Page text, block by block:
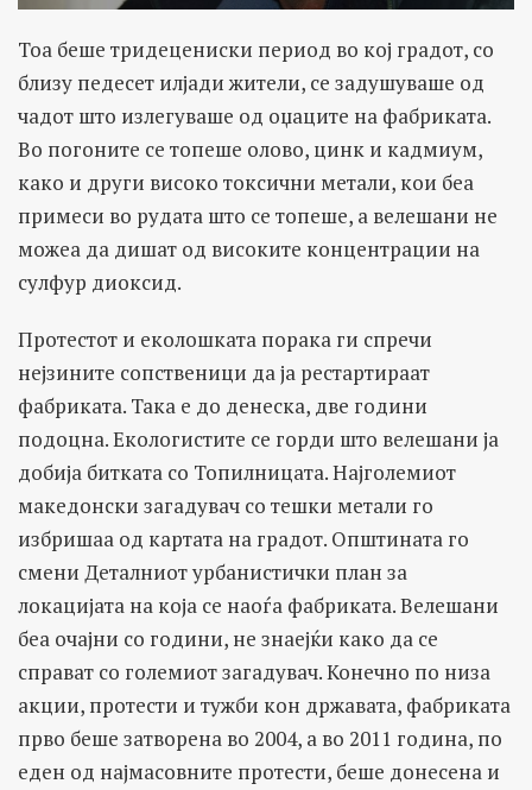
Тоа беше тридецениски период во кој градот, со
близу педесет илјади жители, се задушуваше од
чадот што излегуваше од оџаците на фабриката.
Во погоните се топеше олово, цинк и кадмиум,
како и други високо токсични метали, кои беа
примеси во рудата што се топеше, а велешани не
можеа да дишат од високите концентрации на
сулфур диоксид.
Протестот и еколошката порака ги спречи
нејзините сопственици да ја рестартираат
фабриката. Така е до денеска, две години
подоцна. Екологистите се горди што велешани ја
добија битката со Топилницата. Најголемиот
македонски загадувач со тешки метали го
избришаа од картата на градот. Општината го
смени Деталниот урбанистички план за
локацијата на која се наоѓа фабриката. Велешани
беа очајни со години, не знаејќи како да се
справат со големиот загадувач. Конечно по низа
акции, протести и тужби кон државата, фабриката
прво беше затворена во 2004, а во 2011 година, по
еден од најмасовните протести, беше донесена и